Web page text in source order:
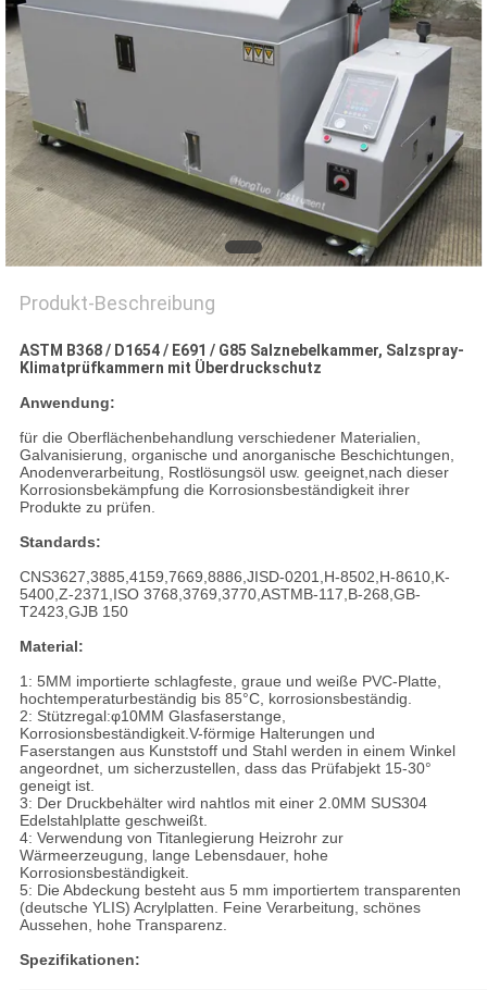
PRIVACY
POLICY
Produkt-Beschreibung
ASTM B368 / D1654 / E691 / G85 Salznebelkammer, Salzspray-
Klimatprüfkammern mit Überdruckschutz
Anwendung:
für die Oberflächenbehandlung verschiedener Materialien,
Galvanisierung, organische und anorganische Beschichtungen,
Anodenverarbeitung, Rostlösungsöl usw. geeignet,nach dieser
Korrosionsbekämpfung die Korrosionsbeständigkeit ihrer
Produkte zu prüfen.
Standards:
CNS3627,3885,4159,7669,8886,JISD-0201,H-8502,H-8610,K-
5400,Z-2371,ISO 3768,3769,3770,ASTMB-117,B-268,GB-
T2423,GJB 150
Material:
1: 5MM importierte schlagfeste, graue und weiße PVC-Platte,
hochtemperaturbeständig bis 85°C, korrosionsbeständig.
2: Stützregal:φ10MM Glasfaserstange,
Korrosionsbeständigkeit.V-förmige Halterungen und
Faserstangen aus Kunststoff und Stahl werden in einem Winkel
angeordnet, um sicherzustellen, dass das Prüfabjekt 15-30°
geneigt ist.
3: Der Druckbehälter wird nahtlos mit einer 2.0MM SUS304
Edelstahlplatte geschweißt.
4: Verwendung von Titanlegierung Heizrohr zur
Wärmeerzeugung, lange Lebensdauer, hohe
Korrosionsbeständigkeit.
5: Die Abdeckung besteht aus 5 mm importiertem transparenten
(deutsche YLIS) Acrylplatten. Feine Verarbeitung, schönes
Aussehen, hohe Transparenz.
Spezifikationen: